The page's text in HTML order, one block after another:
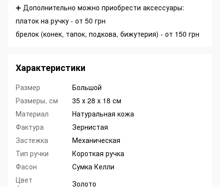
➕ Дополнительно можно приобрести аксессуары:
платок на ручку - от 50 грн
брелок (конек, тапок, подкова, бижутерия) - от 150 грн
Характеристики
Размер
Большой
Размеры, см
35 х 28 х 18 см
Материал
Натуральная кожа
Фактура
Зернистая
Застежка
Механическая
Тип ручки
Короткая ручка
Фасон
Сумка Келли
Цвет
Золото